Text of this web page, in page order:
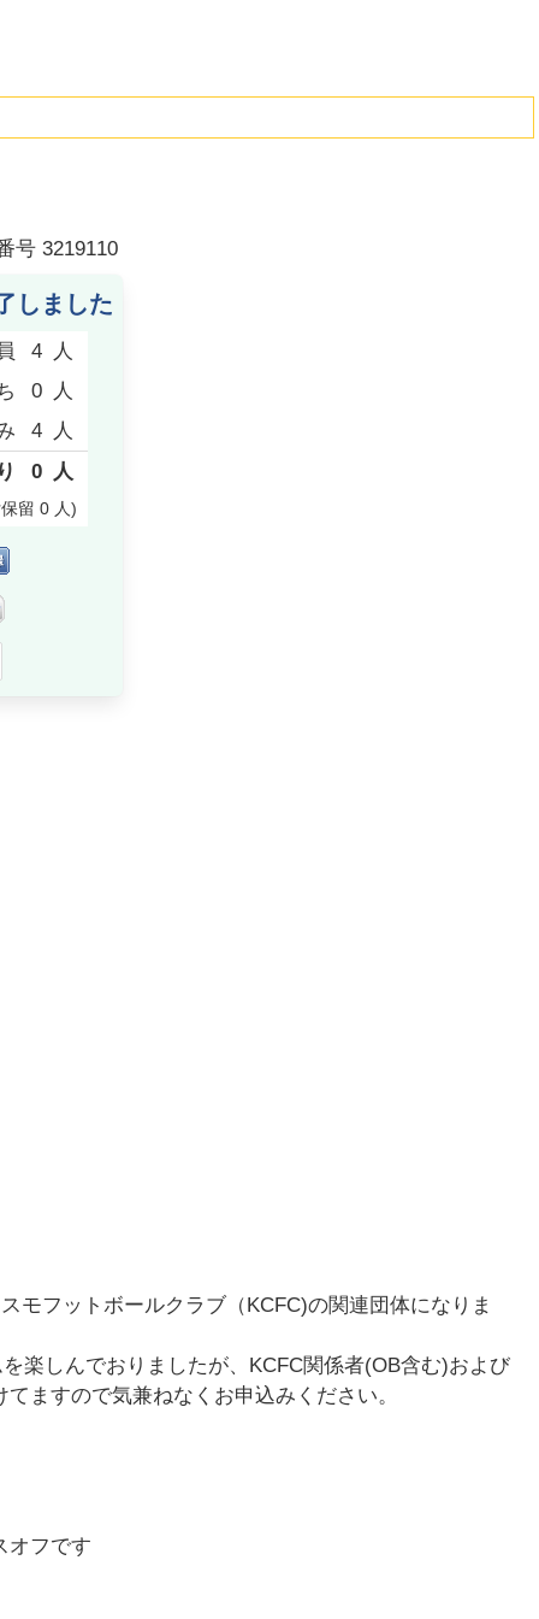
号 3219110
しました
4
人
0
人
4
人
0 人
保留0 人)
モフットボールクラブ（KCFC)の関連団体になりま
楽しんでおりましたが、KCFC関係者(OB含む)および
ますので気兼ねなくお申込みください。
オフです